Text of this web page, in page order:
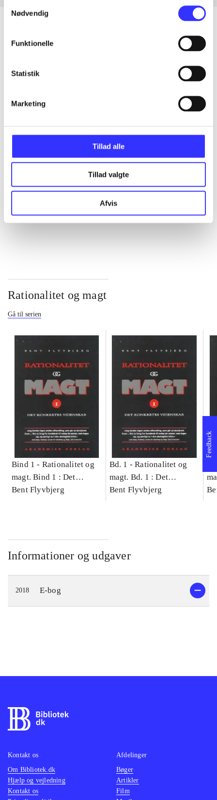
Nødvendig
Funktionelle
Statistik
Marketing
Tillad alle
Tillad valgte
Afvis
...
...
Rationalitet og magt
Gå til serien
Bind 1 - Rationalitet og
magt. Bind 1 : Det
konkretes videnskab
Bent Flyvbjerg
Bd. 1 -Rationalitet og
magt. Bd. 1 : Det
konkretes videnskab
Bent Flyvbjerg
Informationer og udgaver
2018 E-bog
Feedback
Kontakt os
Om Bibliotek.dk
Hjælp og vejledning
Kontakt os
Afdelinger
Bøger
Artikler
Film